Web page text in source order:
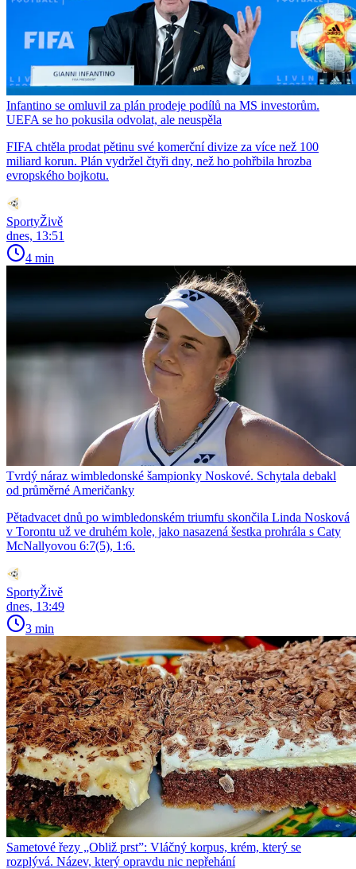
Infantino se omluvil za plán prodeje podílů na MS investorům.
UEFA se ho pokusila odvolat, ale neuspěla
FIFA chtěla prodat pětinu své komerční divize za více než 100
miliard korun. Plán vydržel čtyři dny, než ho pohřbila hrozba
evropského bojkotu.
SportyŽivě
dnes, 13:51
4 min
Tvrdý náraz wimbledonské šampionky Noskové. Schytala debakl
od průměrné Američanky
Pětadvacet dnů po wimbledonském triumfu skončila Linda Nosková
v Torontu už ve druhém kole, jako nasazená šestka prohrála s Caty
McNallyovou 6:7(5), 1:6.
SportyŽivě
dnes, 13:49
3 min
Sametové řezy „Obliž prst”: Vláčný korpus, krém, který se
rozplývá. Název, který opravdu nic nepřehání